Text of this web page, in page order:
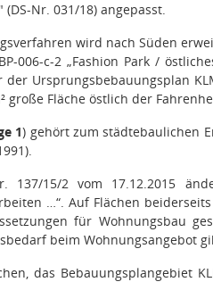
Nr. 031/18) angepasst.
wird nach Süden
006-c-2 „Fashion Park /
Ursprungsbebauungsplan
große Fläche östlich der
1) gehört zum städtebaulichen
137/15/2 vom 17.12.2015
…“. Auf Flächen
für Wohnungsbau
beim Wohnungsangebot
das Bebauungsplangebiet